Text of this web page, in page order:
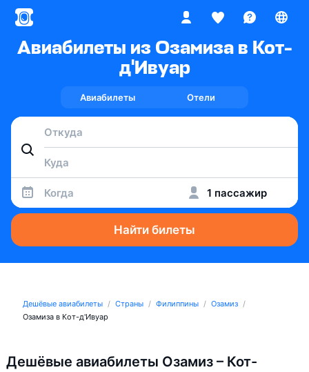
Авиабилеты из Озамиза в Кот-
д'Ивуар
Авиабилеты Отели
Когда 1 пассажир
Найти билеты
Дешёвые авиабилеты Страны Филиппины
Озамиз
Озамиза в Кот-д'Ивуар
Дешёвые авиабилеты Озамиз – Кот-